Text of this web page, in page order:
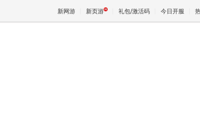
新网游 新页游 礼包/激活码 今日开服